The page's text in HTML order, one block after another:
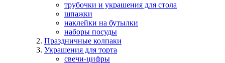
трубочки и украшения для стола
шпажки
наклейки на бутылки
наборы посуды
Праздничные колпаки
Украшения для торта
свечи-цифры